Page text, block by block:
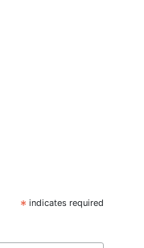
* indicates required